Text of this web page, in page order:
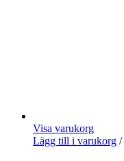
Visa varukorg
Lägg till i varukorg /